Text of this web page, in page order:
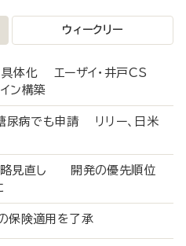
ウィークリー
体化 エーザイ・井戸CS
ン構築
尿病でも申請 リリー、日米
略見直し 開発の優先順位
の保険適用を了承